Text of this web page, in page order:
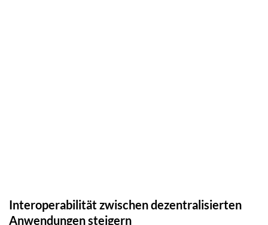
Interoperabilität zwischen dezentralisierten
Anwendungen steigern